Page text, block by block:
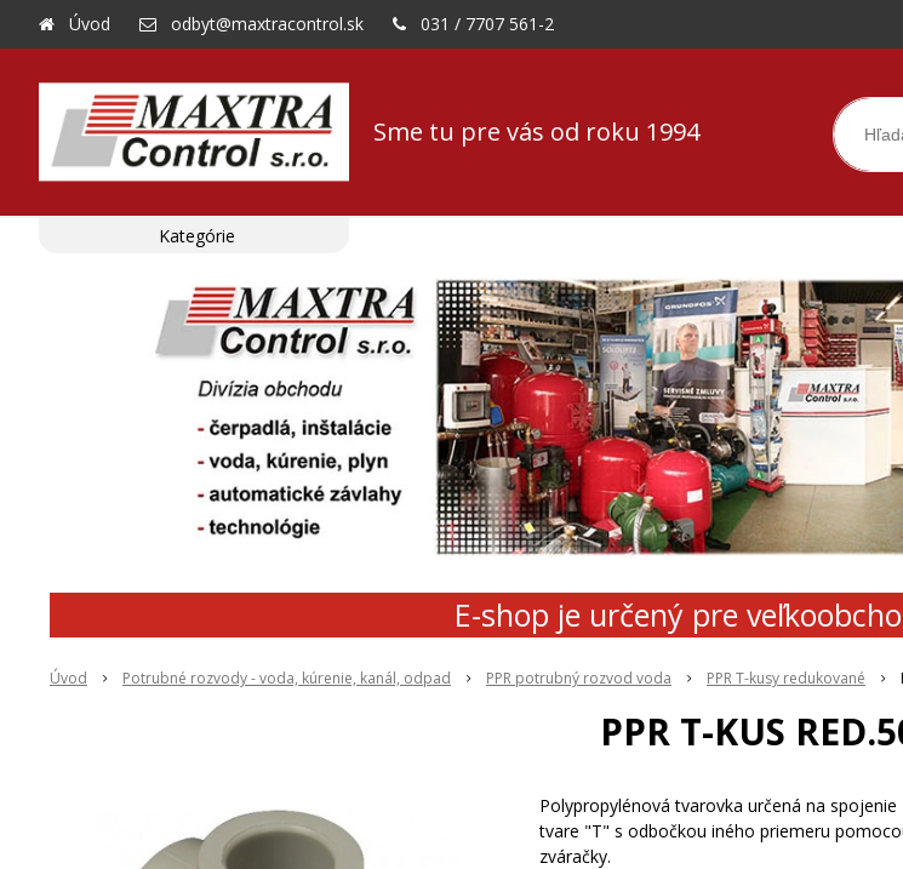
Sme tu pre vás od roku 1994
Úvod odbyt@maxtracontrol.sk 031 / 7707 561-2
E-shop je určený pre
Úvod Potrubné rozvody - voda, kúrenie, kanál, odpad PPR potrubný rozvod voda PPR T-kusy redukované
PPR T-KUS
Polypropylénová tvarovka určená na spojenie
tvare "T" s odbočkou iného priemeru
zváračky.
Kategórie